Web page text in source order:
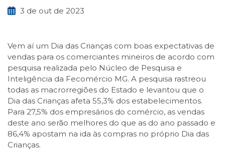
3 de out de 2023
Vem aí um Dia das Crianças com boas expectativas de
vendas para os comerciantes mineiros de acordo com
pesquisa realizada pelo Núcleo de Pesquisa e
Inteligência da Fecomércio MG. A pesquisa rastreou
todas as macrorregiões do Estado e levantou que o
Dia das Crianças afeta 55,3% dos estabelecimentos.
Para 27,5% dos empresários do comércio, as vendas
deste ano serão melhores do que as do ano passado e
86,4% apostam na ida às compras no próprio Dia das
Crianças.